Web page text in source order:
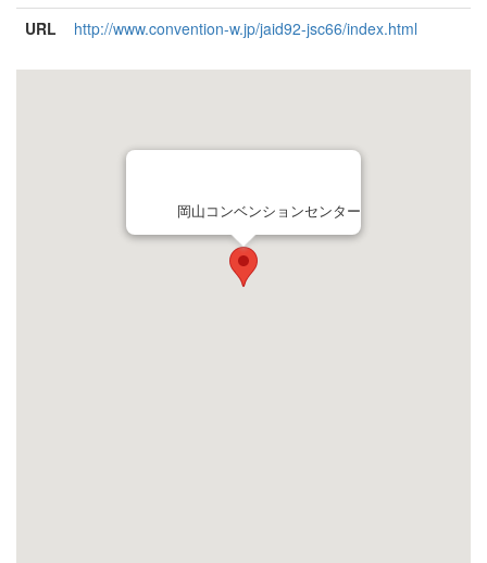
URL
http://www.convention-w.jp/jaid92-jsc66/index.html
岡山コンベンションセンター